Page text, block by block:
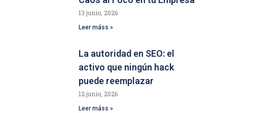
13 junio, 2026
Leer máss »
La autoridad en SEO: el
activo que ningún hack
puede reemplazar
12 junio, 2026
Leer máss »